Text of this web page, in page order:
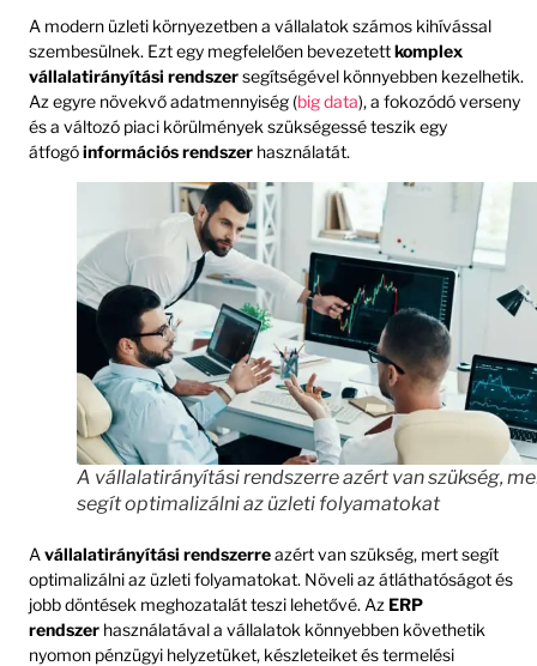
A modern üzleti környezetben a vállalatok számos kihívással
szembesülnek. Ezt egy megfelelően bevezetettkomplex
vállalatirányítási rendszersegítségével könnyebben kezelhetik.
Az egyre növekvő adatmennyiség (big data), a fokozódó verseny
és a változó piaci körülmények szükségessé teszik egy
átfogóinformációs rendszer használatát.
A vállalatirányítási rendszerre azért van szükség,
segít optimalizálni az üzleti folyamatokat
Avállalatirányítási rendszerreazért van szükség, mert segít
optimalizálni az üzleti folyamatokat. Növeli az átláthatóságot és
jobb döntések meghozatalát teszi lehetővé. Az ERP
rendszer használatával a vállalatok könnyebben követhetik
nyomon pénzügyi helyzetüket, készleteiket és termelési